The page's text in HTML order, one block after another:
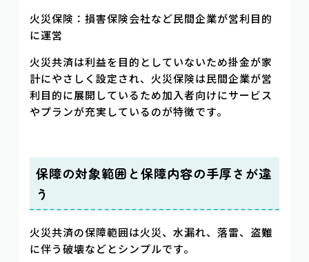
火災保険：損害保険会社など民間企業が営利目的
に運営
火災共済は利益を目的としていないため掛金が家
計にやさしく設定され、火災保険は民間企業が営
利目的に展開しているため加入者向けにサービス
やプランが充実しているのが特徴です。
保障の対象範囲と保障内容の手厚さが違
う
火災共済の保障範囲は火災、水漏れ、落雷、盗難
に伴う破壊などとシンプルです。